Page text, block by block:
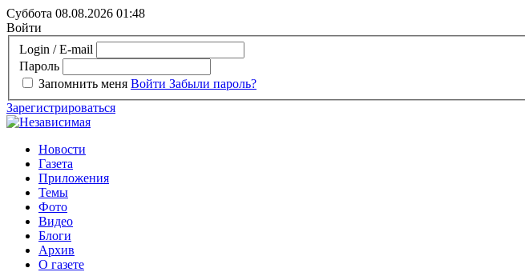
Суббота 08.08.2026 01:48
Войти
Login / E-mail
Пароль
Запомнить меня Войти Забыли пароль?
Зарегистрироваться
Новости
Газета
Приложения
Темы
Фото
Видео
Блоги
Архив
О газете